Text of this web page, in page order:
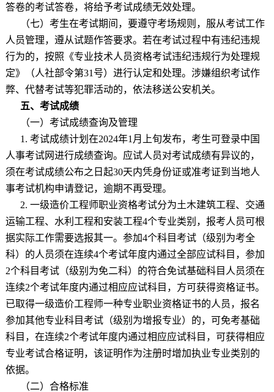
答卷的考试答卷，将给予考试成绩无效处理。
（七）考生在考试期间，要遵守考场规则，服从考试工作
人员管理，遵从试题作答要求。若在考试过程中有违纪违规
行为的，按照《专业技术人员资格考试违纪违规行为处理规
定》（人社部令第31 号）进行认定和处理。涉嫌组织考试作
弊、代替考试等犯罪活动的，依法移送公安机关。
五、考试成绩
（一）考试成绩查询及管理
1. 考试成绩计划在2024年1 月上旬发布，考生可登录中国
人事考试网进行成绩查询。应试人员对考试成绩有异议的，
须在考试成绩公布之日起30天内凭身份证或准考证到当地人
事考试机构申请登记，逾期不再受理。
2. 一级造价工程师职业资格考试分为土木建筑工程、交通
运输工程、水利工程和安装工程4个专业类别，报考人员可根
据实际工作需要选报其一。参加4个科目考试（级别为考全
科）的人员须在连续4个考试年度内通过全部应试科目，参加
2个科目考试（级别为免二科）的符合免试基础科目人员须在
连续2个考试年度内通过相应应试科目，方可获得资格证书。
已取得一级造价工程师一种专业职业资格证书的人员，报名
参加其他专业科目考试（级别为增报专业）的，可免考基础
科目，在连续2个考试年度内通过相应应试科目，可获得相应
专业考试合格证明，该证明作为注册时增加执业专业类别的
依据。
（二）合格标准